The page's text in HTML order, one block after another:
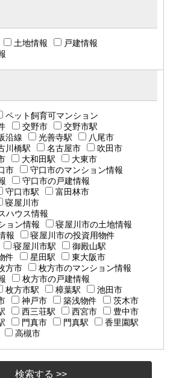
土地情報
戸建情報
ペット飼育可マンション
交野市
交野市駅
沿線 光善寺駅
八尾市
川橋駅 名古屋市
吹田市
大和田駅
大東市
市
守口市のマンション情報
守口市の戸建情報
守口市駅
富田林市
寝屋川市
ハウス情報
ョン情報
寝屋川市の土地情報
報
寝屋川市の投資用物件
寝屋川市駅
御殿山駅
件 星田駅
東大阪市
方市
枚方市のマンション情報
枚方市の戸建情報
枚方市駅 樟葉駅
池田市
神戸市 築浅物件
茨木市
西三荘駅 西宮市
豊中市
門真市 門真駅
香里園駅
高槻市